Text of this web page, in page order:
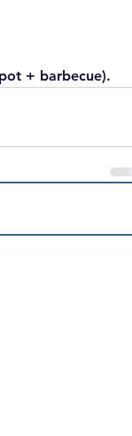
+ barbecue).